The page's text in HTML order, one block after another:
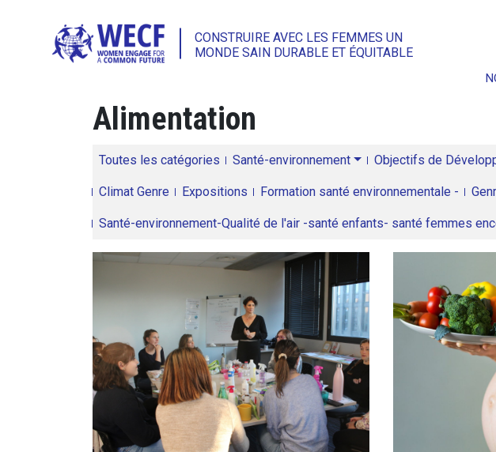
CONSTRUIRE AVEC LES FEMMES UN
MONDE SAIN DURABLE ET ÉQUITABLE
Alimentation
Toutes les catégories Santé-environnement Objectifs de
Climat Genre Expositions Formation santé environnementale -
Santé-environnement-Qualité de l'air -santé enfants- santé femmes